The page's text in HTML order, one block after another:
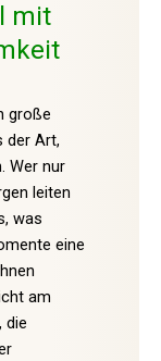
mit
große
der Art,
Wer nur
leiten
was
eine
am
die